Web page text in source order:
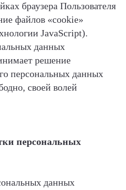
браузера Пользователя
файлов «cookie»
JavaScript).
данных
решение
персональных данных
своей волей
персональных
данных